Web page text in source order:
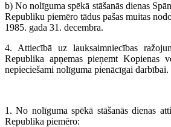
b) No nolīguma spēkā stāšanās dienas
Republiku piemēro tādus pašas muitas
1985. gada 31. decembra.
4. Attiecībā uz lauksaimniecības
Republika apņemas pieņemt Kopienas
nepieciešami nolīguma pienācīgai darbībai.
1. No nolīguma spēkā stāšanās dienas
Republika piemēro: